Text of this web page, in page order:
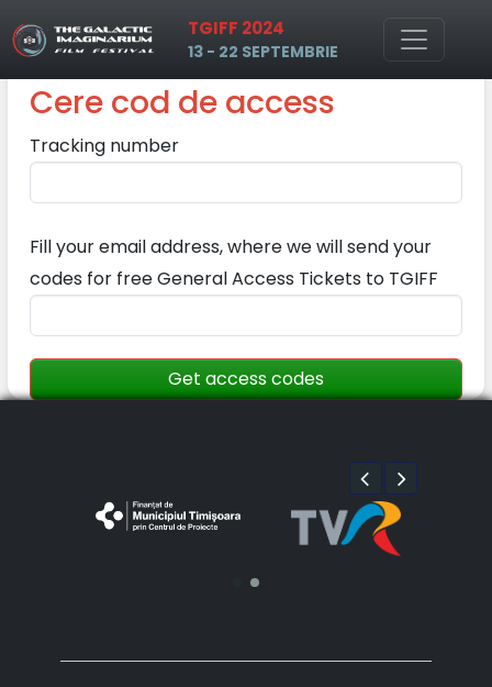
Skip to main content TGIFF 2024
13 - 22 SEPTEMBRIE
Cere cod de access
Tracking number
Fill your email address, where we will send your
codes for free General Access Tickets to TGIFF